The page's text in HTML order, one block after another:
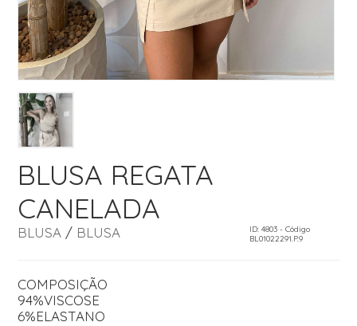
BLUSA REGATA
CANELADA
BLUSA/ BLUSA
ID: 4803 - Código
BL01022291.P.9
COMPOSIÇÃO
94%VISCOSE
6%ELASTANO